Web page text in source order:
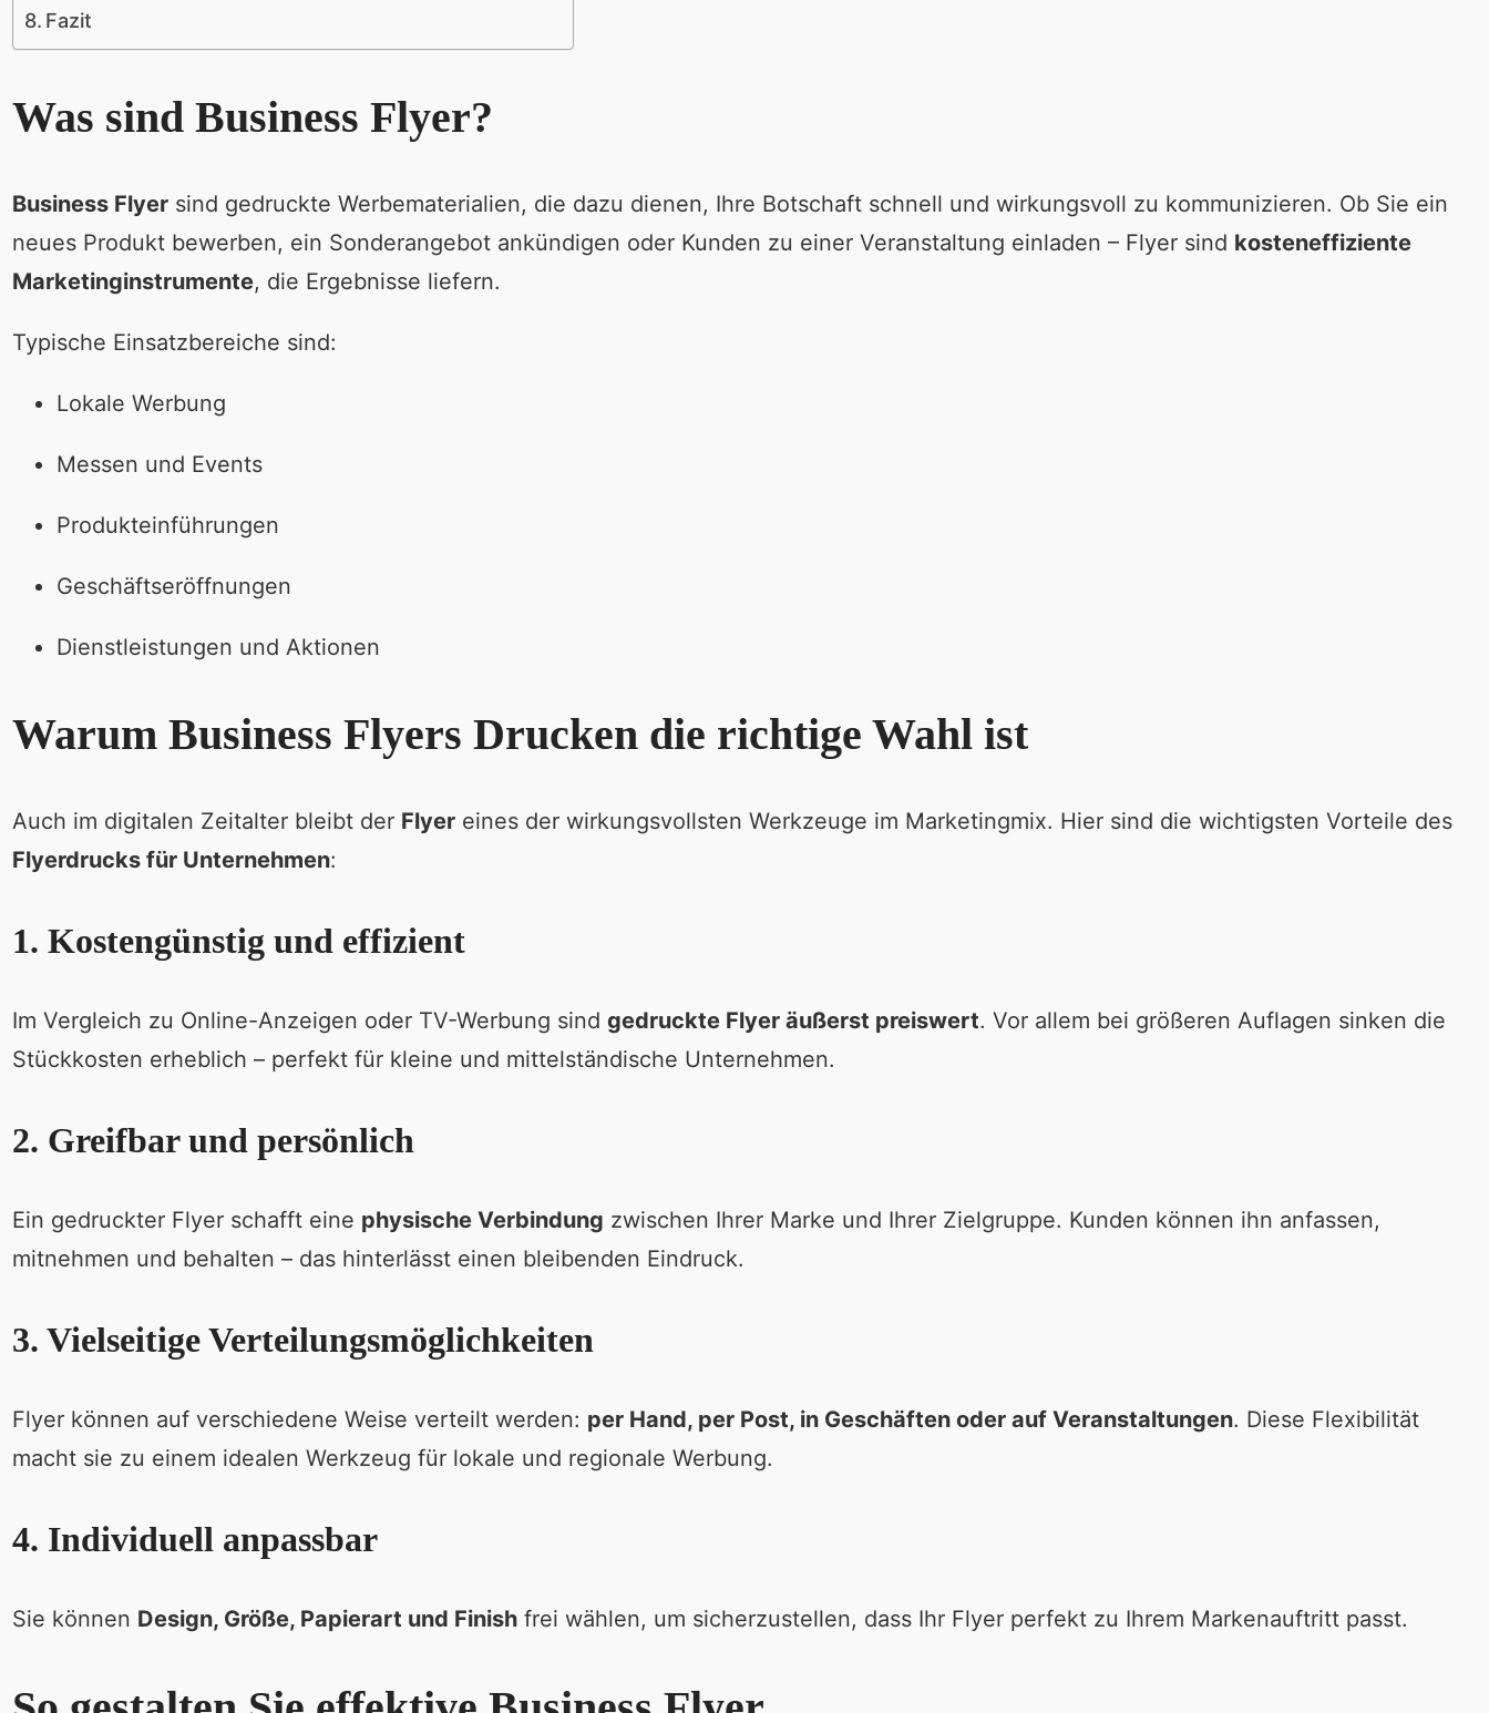
Fazit
Was sind Business Flyer?
Business Flyersind gedruckte Werbematerialien, die dazu dienen, Ihre Botschaft schnell und wirkungsvoll zu kommunizieren. Ob Sie ein
neues Produkt bewerben, ein Sonderangebot ankündigen oder Kunden zu einer Veranstaltung einladen – Flyer sind kosteneffiziente
Marketinginstrumente, die Ergebnisse liefern.
Typische Einsatzbereiche sind:
Lokale Werbung
Messen und Events
Produkteinführungen
Geschäftseröffnungen
Dienstleistungen und Aktionen
Warum Business Flyers Drucken die richtige Wahl ist
Auch im digitalen Zeitalter bleibt der Flyereines der wirkungsvollsten Werkzeuge im Marketingmix. Hier sind die wichtigsten Vorteile des
Flyerdrucks für Unternehmen:
1. Kostengünstig und effizient
Im Vergleich zu Online-Anzeigen oder TV-Werbung sind gedruckte Flyer äußerst preiswert. Vor allem bei größeren Auflagen sinken die
Stückkosten erheblich – perfekt für kleine und mittelständische Unternehmen.
2. Greifbar und persönlich
Ein gedruckter Flyer schafft eine physische Verbindung zwischen Ihrer Marke und Ihrer Zielgruppe. Kunden können ihn anfassen,
mitnehmen und behalten – das hinterlässt einen bleibenden Eindruck.
3. Vielseitige Verteilungsmöglichkeiten
Flyer können auf verschiedene Weise verteilt werden: per Hand, per Post, in Geschäften oder auf Veranstaltungen. Diese Flexibilität
macht sie zu einem idealen Werkzeug für lokale und regionale Werbung.
4. Individuell anpassbar
Sie können Design, Größe, Papierart und Finishfrei wählen, um sicherzustellen, dass Ihr Flyer perfekt zu Ihrem Markenauftritt passt.